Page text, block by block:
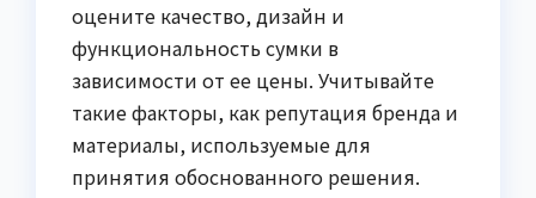
оцените качество, дизайн и
функциональность сумки в
зависимости от ее цены. Учитывайте
такие факторы, как репутация бренда и
материалы, используемые для
принятия обоснованного решения.